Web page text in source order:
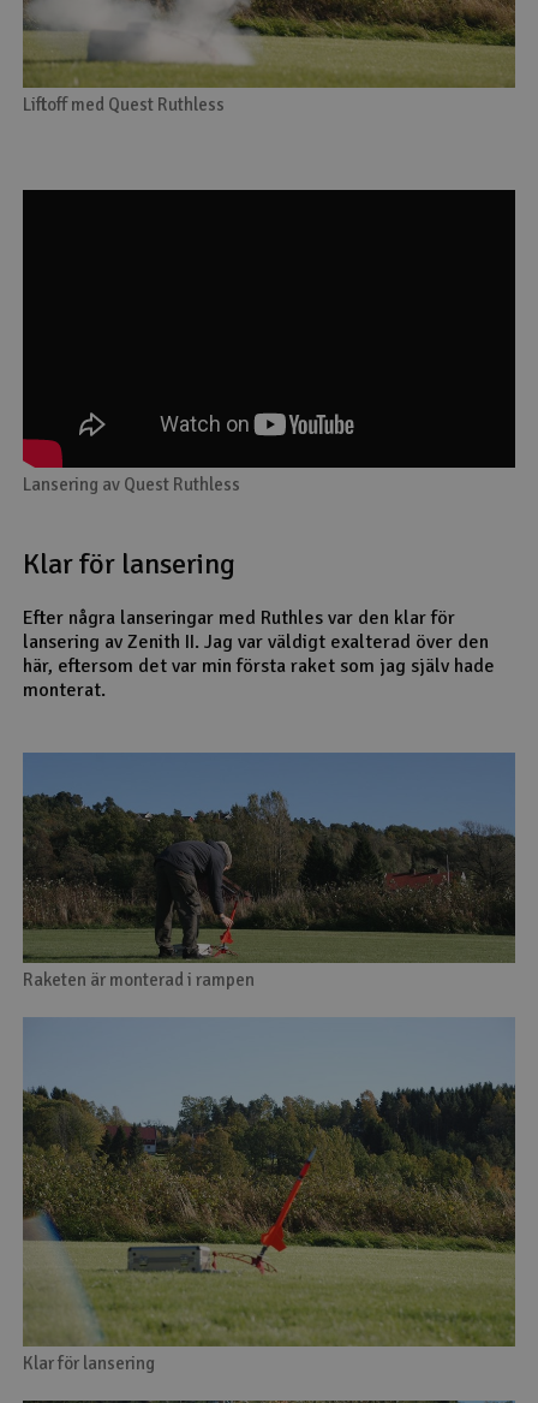
Liftoff med Quest Ruthless
Lansering av Quest Ruthless
Klar för lansering
Efter några lanseringar med Ruthles var den klar för
lansering av Zenith II. Jag var väldigt exalterad över den
här, eftersom det var min första raket som jag själv hade
monterat.
Raketen är monterad i rampen
Klar för lansering